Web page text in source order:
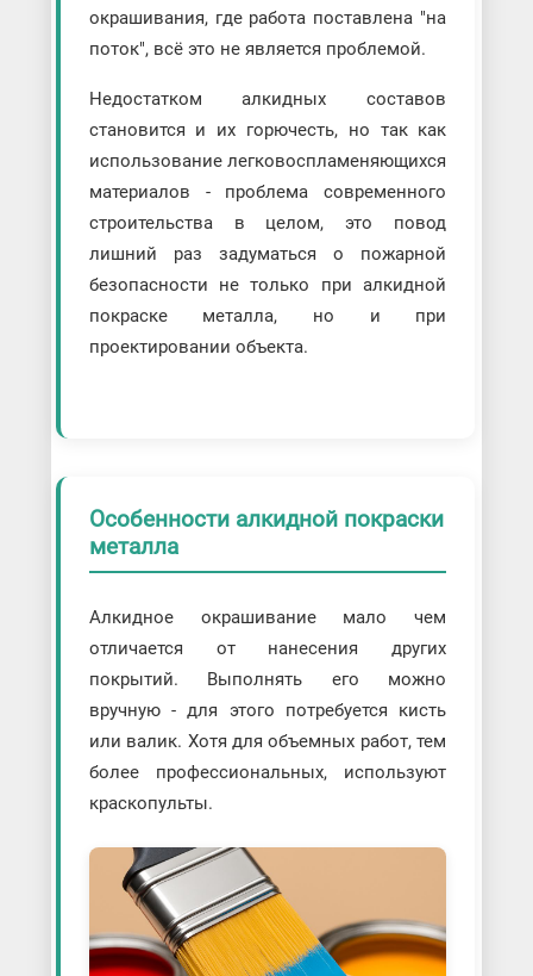
окрашивания, где работа поставлена "на
поток", всё это не является проблемой.
Недостатком алкидных составов
становится и их горючесть, но так как
использование легковоспламеняющихся
материалов - проблема современного
строительства в целом, это повод
лишний раз задуматься о пожарной
безопасности не только при алкидной
покраске металла, но и при
проектировании объекта.
Особенности алкидной покраски
металла
Алкидное окрашивание мало чем
отличается от нанесения других
покрытий. Выполнять его можно
вручную - для этого потребуется кисть
или валик. Хотя для объемных работ, тем
более профессиональных, используют
краскопульты.